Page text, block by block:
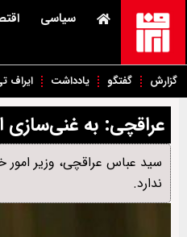
سیاسی
گزارش گفتگو یادداشت ایراف
عراقچی: به غنی‌سازی
سید عباس عراقچی، وزیر امور
ندارد.